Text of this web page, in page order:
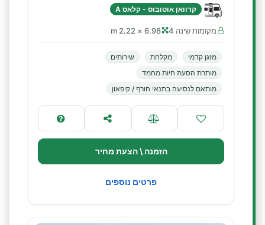
קרוואן אוטובוס - קלאס A
מקומות שינה 4 6.98 × 2.22 m
מזגן קדמי מקלחת
שירותים
מותרת הסעת חיות מחמד
מותאם לנסיעה בתנאי חורף / קיפאון
הזמנה \ הצעת מחיר
פרטים נוספים